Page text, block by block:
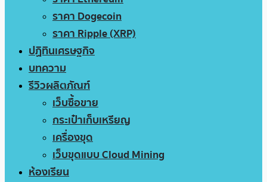
ราคา Dogecoin
ราคา Ripple (XRP)
ปฏิทินเศรษฐกิจ
บทความ
รีวิวผลิตภัณฑ์
เว็บซื้อขาย
กระเป๋าเก็บเหรียญ
เครื่องขุด
เว็บขุดแบบ Cloud Mining
ห้องเรียน